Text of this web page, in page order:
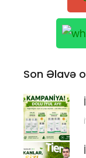
Son Əlavə